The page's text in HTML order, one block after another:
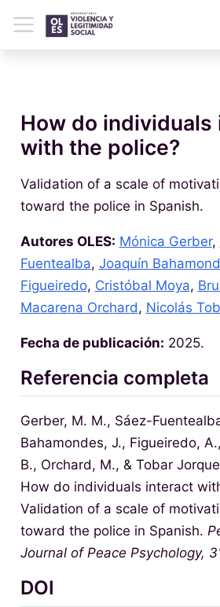
How do individuals
with the police?
Validation of a scale of
toward the police in Spanish.
Autores OLES: Mónica Gerber,
Fuentealba, Joaquín
Figueiredo, Cristóbal Moya,
Macarena Orchard, Nicolás
Fecha de publicación: 2025.
Referencia completa
Gerber, M. M., Sáez-
Bahamondes, J., Figueiredo,
B., Orchard, M., & Tobar
How do individuals interact
Validation of a scale of
toward the police in Spanish.
Journal of Peace Psychology,
DOI